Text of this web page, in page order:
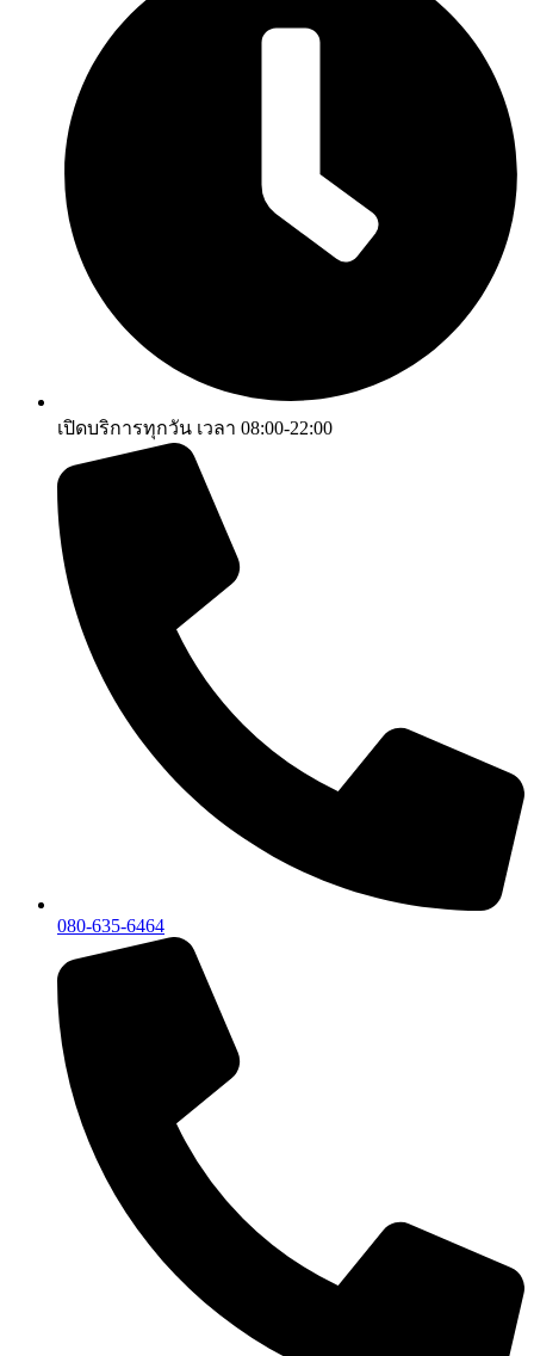
เปิดบริการทุกวัน เวลา 08:00-22:00
080-635-6464